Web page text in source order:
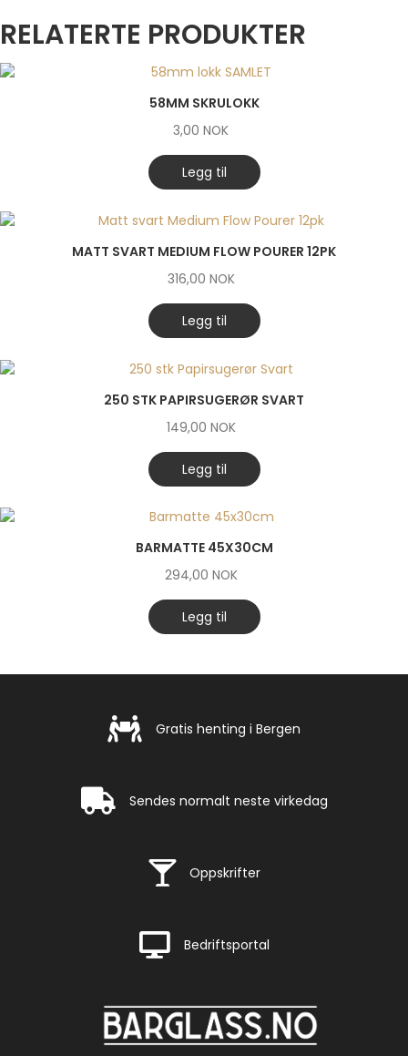
RELATERTE PRODUKTER
58MM SKRULOKK
3,00 NOK
Legg til
MATT SVART MEDIUM FLOW POURER 12PK
316,00 NOK
Legg til
250 STK PAPIRSUGERØR SVART
149,00 NOK
Legg til
BARMATTE 45X30CM
294,00 NOK
Legg til
Gratis henting i Bergen
Gratis henting i Bergen
Rask levering
Sendes normalt neste virkedag
Rask levering
Oppskrifter
Rask levering
Bedriftsportal